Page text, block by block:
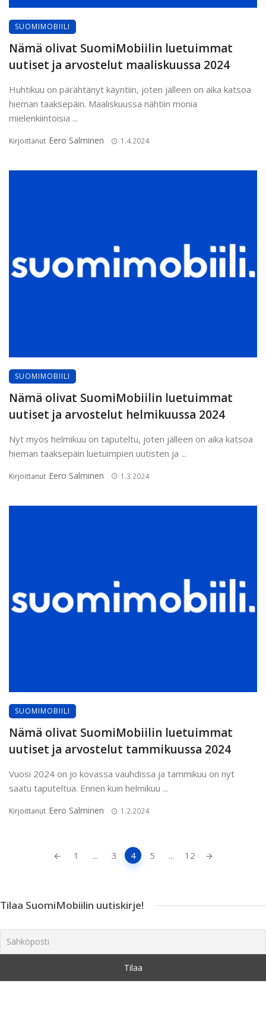
SUOMIMOBIILI
Nämä olivat SuomiMobiilin luetuimmat
uutiset ja arvostelut maaliskuussa 2024
Huhtikuu on pärähtänyt käyntiin, joten jälleen on aika katsoa
hieman taaksepäin. Maaliskuussa nähtiin monia
mielenkiintoisia ...
Kirjoittanut Eero Salminen 1.4.2024
SUOMIMOBIILI
Nämä olivat SuomiMobiilin luetuimmat
uutiset ja arvostelut helmikuussa 2024
Nyt myös helmikuu on taputeltu, joten jälleen on aika katsoa
hieman taaksepäin luetuimpien uutisten ja ...
Kirjoittanut Eero Salminen 1.3.2024
SUOMIMOBIILI
Nämä olivat SuomiMobiilin luetuimmat
uutiset ja arvostelut tammikuussa 2024
Vuosi 2024 on jo kovassa vauhdissa ja tammikuu on nyt
saatu taputeltua. Ennen kuin helmikuu ...
Kirjoittanut Eero Salminen 1.2.2024
Artikkeleiden
1 ... 3 4 5 ... 12
Tilaa SuomiMobiilin uutiskirje!